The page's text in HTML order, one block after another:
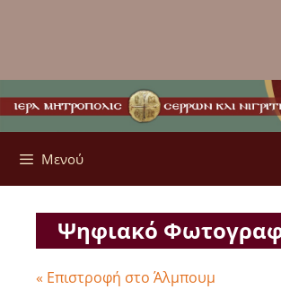
Μενού
Ψηφιακό
« Επιστροφή στο Άλμπουμ